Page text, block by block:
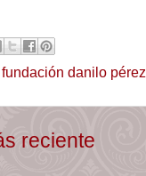
fundación danilo pérez
reciente